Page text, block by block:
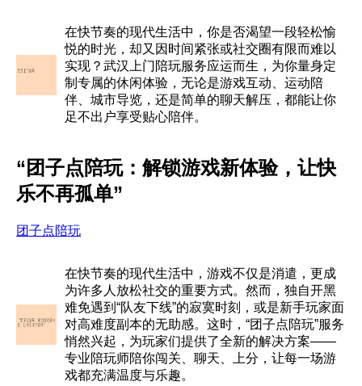
在快节奏的现代生活中，你是否渴望一段轻松愉
悦的时光，却又因时间紧张或社交圈有限而难以
实现？武汉上门陪玩服务应运而生，为你量身定
制专属的休闲体验，无论是游戏互动、运动陪
伴、城市导览，还是简单的聊天解压，都能让你
足不出户享受贴心陪伴。
“团子点陪玩：解锁游戏新体验，让快
乐不再孤单”
团子点陪玩
在快节奏的现代生活中，游戏不仅是消遣，更成
为许多人放松社交的重要方式。然而，独自开黑
难免遇到“队友下线”的寂寞时刻，或是新手玩家面
对高难度副本的无助感。这时，“团子点陪玩”服务
悄然兴起，为玩家们提供了全新的解决方案——
专业陪玩师陪你闯关、聊天、上分，让每一场游
戏都充满温度与乐趣。